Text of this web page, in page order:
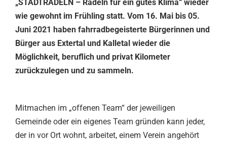
„STADTRADELN – Radeln für ein gutes Klima“ wieder
wie gewohnt im Frühling statt. Vom 16. Mai bis 05.
Juni 2021 haben fahrradbegeisterte Bürgerinnen und
Bürger aus Extertal und Kalletal wieder die
Möglichkeit, beruflich und privat Kilometer
zurückzulegen und zu sammeln.
Mitmachen im „offenen Team“ der jeweiligen
Gemeinde oder ein eigenes Team gründen kann jeder,
der in vor Ort wohnt, arbeitet, einem Verein angehört